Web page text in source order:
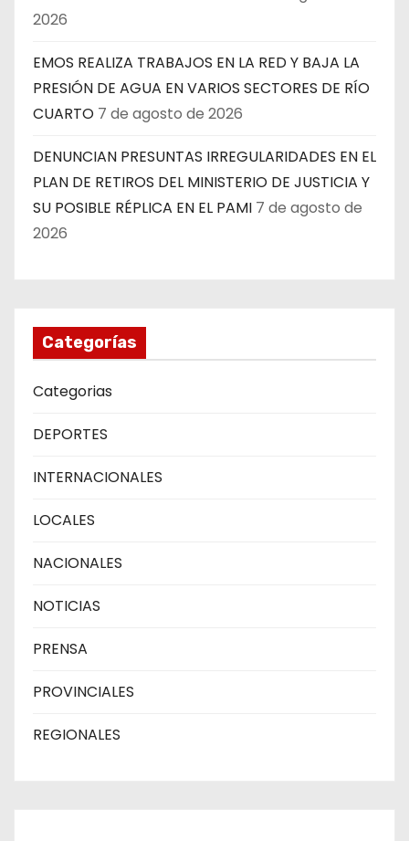
2026
EMOS REALIZA TRABAJOS EN LA RED Y BAJA LA
PRESIÓN DE AGUA EN VARIOS SECTORES DE RÍO
CUARTO 7 de agosto de 2026
DENUNCIAN PRESUNTAS IRREGULARIDADES EN EL
PLAN DE RETIROS DEL MINISTERIO DE JUSTICIA Y
SU POSIBLE RÉPLICA EN EL PAMI 7 de agosto de
2026
Categorías
Categorias
DEPORTES
INTERNACIONALES
LOCALES
NACIONALES
NOTICIAS
PRENSA
PROVINCIALES
REGIONALES